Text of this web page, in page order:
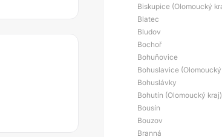
Biskupice (Olomoucký
Blatec
Bludov
Bochoř
Bohuňovice
Bohuslavice
Bohuslávky
Bohutín (Olomoucký kraj)
Bousín
Bouzov
Branná